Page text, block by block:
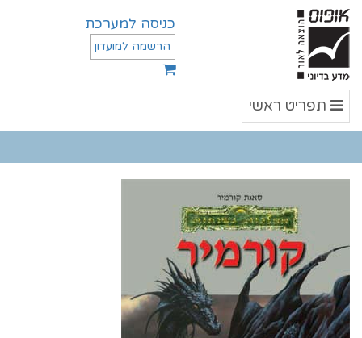
כניסה למערכת
הרשמה למועדון
תפריט
ראשי
תפריט ראשי